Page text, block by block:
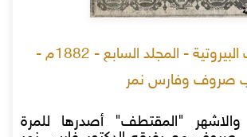
مجلة المقتطف البيروتية - المجلد السابع - 1882م -
صروف وفارس نمر
والاشهر "المقتطف" أصدرها للمرة